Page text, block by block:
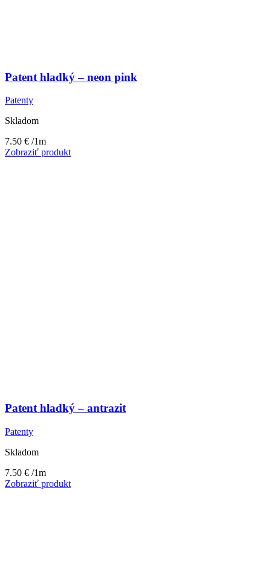
Patent hladký – neon pink
Patenty
Skladom
7.50 € /1m
Zobraziť produkt
Patent hladký – antrazit
Patenty
Skladom
7.50 € /1m
Zobraziť produkt